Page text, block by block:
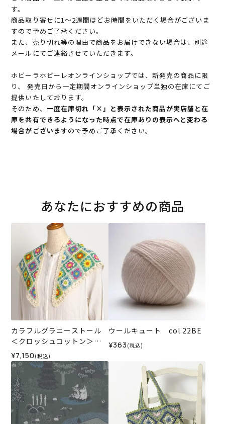
す。
商品取り寄せに1～2週間ほどお時間をいただく場合がございま
すので予めご了承ください。
また、売り切れ等の理由で商品をお届けできない場合は、別途
メールにてご連絡させていただきます。
ホビーラホビーレオンラインショップでは、新発売の商品に限
り、 発売日から一定期間オンラインショップ単独の在庫にてご
提供いたしております。
そのため、 一度在庫切れ「×」と表示された商品が実店舗と在
庫を共有できるようになった時点で在庫ありの表示へと変わる
場合がございますので予めご了承ください。
あなたにおすすめの商品
カラフルグラニーストール
＜クロッシュコットン＞
（編み物 材料セット）
¥7,150 (税込)
ウールキュート col.22BE
¥363 (税込)